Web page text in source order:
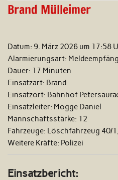
Brand Mülleimer
Datum: 9. März 2026 um 17:58
Alarmierungsart:
Dauer: 17 Minuten
Einsatzart: Brand
Einsatzort: Bahnhof
Einsatzleiter: Mogge Daniel
Mannschaftsstärke: 12
Fahrzeuge: Löschfahrzeug 40/
Weitere Kräfte: Polizei
Einsatzbericht: